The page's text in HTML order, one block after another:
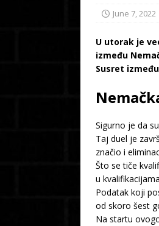
June 7, 2022
U utorak je
između
Susret
Sigurno je da
Taj duel je
značio i
Što se tiče
u
Podatak koji
od skoro šest
Na startu